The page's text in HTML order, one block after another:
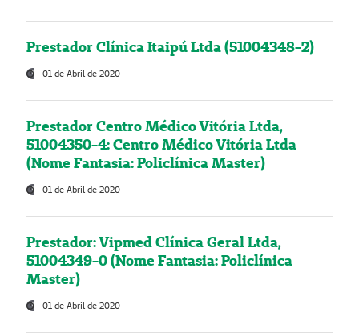
Prestador Clínica Itaipú Ltda (51004348-2)
01 de Abril de 2020
Prestador Centro Médico Vitória Ltda,
51004350-4: Centro Médico Vitória Ltda
(Nome Fantasia: Policlínica Master)
01 de Abril de 2020
Prestador: Vipmed Clínica Geral Ltda,
51004349-0 (Nome Fantasia: Policlínica
Master)
01 de Abril de 2020